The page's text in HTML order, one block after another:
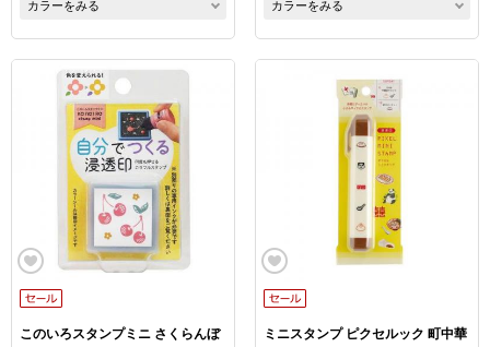
カラーをみる カラーをみる
このいろスタンプミニ さくらんぼ
ミニスタンプ ピクセルック 町中華